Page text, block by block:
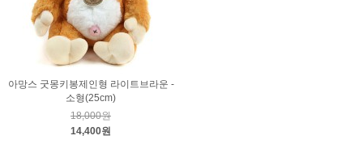
아망스 굿몽키봉제인형 라이트브라운 -
소형(25cm)
18,000원
14,400원